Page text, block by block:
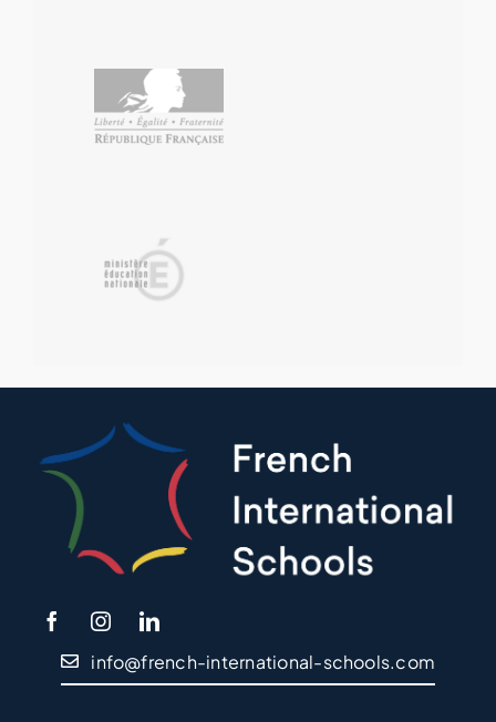
info@french-international-schools.com